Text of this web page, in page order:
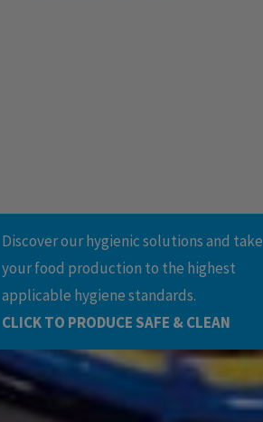
Discover our hygienic solutions and take
your food production to the highest
applicable hygiene standards.
CLICK TO PRODUCE SAFE & CLEAN